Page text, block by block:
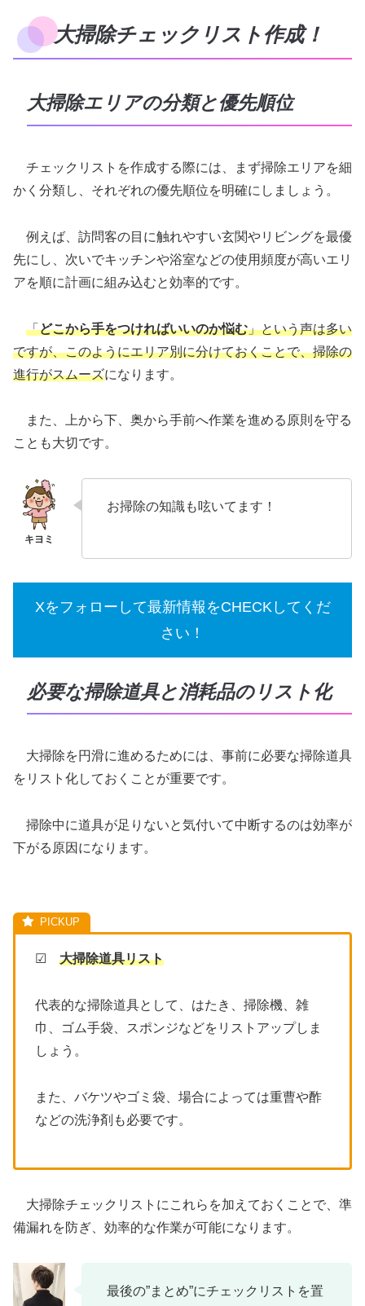
大掃除チェックリスト作成！
大掃除エリアの分類と優先順位
チェックリストを作成する際には、まず掃除エリアを細
かく分類し、それぞれの優先順位を明確にしましょう。
例えば、訪問客の目に触れやすい玄関やリビングを最優
先にし、次いでキッチンや浴室などの使用頻度が高いエリ
アを順に計画に組み込むと効率的です。
「どこから手をつければいいのか悩む」という声は多い
ですが、このようにエリア別に分けておくことで、掃除の
進行がスムーズになります。
また、上から下、奥から手前へ作業を進める原則を守る
ことも大切です。
お掃除の知識も呟いてます！
Xをフォローして最新情報をCHECKしてくだ
さい！
必要な掃除道具と消耗品のリスト化
大掃除を円滑に進めるためには、事前に必要な掃除道具
をリスト化しておくことが重要です。
掃除中に道具が足りないと気付いて中断するのは効率が
下がる原因になります。
☑ 大掃除道具リスト
代表的な掃除道具として、はたき、掃除機、雑
巾、ゴム手袋、スポンジなどをリストアップしま
しょう。
また、バケツやゴミ袋、場合によっては重曹や酢
などの洗浄剤も必要です。
大掃除チェックリストにこれらを加えておくことで、準
備漏れを防ぎ、効率的な作業が可能になります。
最後の”まとめ”にチェックリストを置